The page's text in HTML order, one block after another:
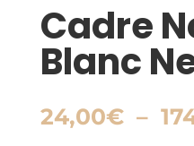
Cadre
Blanc
24,00€ –